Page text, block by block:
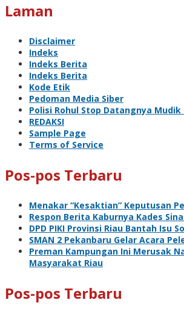
Laman
Disclaimer
Indeks
Indeks Berita
Indeks Berita
Kode Etik
Pedoman Media Siber
Polisi Rohul Stop Datangnya Mudik
REDAKSI
Sample Page
Terms of Service
Pos-pos Terbaru
Menakar “Kesaktian” Keputusan
Respon Berita Kaburnya Kades
DPD PIKI Provinsi Riau Bantah Isu
SMAN 2 Pekanbaru Gelar Acara
Preman Kampungan Ini Merusak
Masyarakat Riau
Pos-pos Terbaru